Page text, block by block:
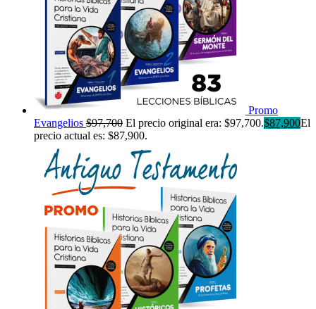
Promo
Evangelios $97,700 El precio original era: $97,700.$87,900El
precio actual es: $87,900.